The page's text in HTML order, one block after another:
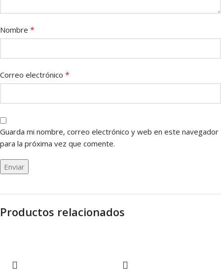
Nombre *
Correo electrónico *
Guarda mi nombre, correo electrónico y web en este navegador
para la próxima vez que comente.
Productos relacionados